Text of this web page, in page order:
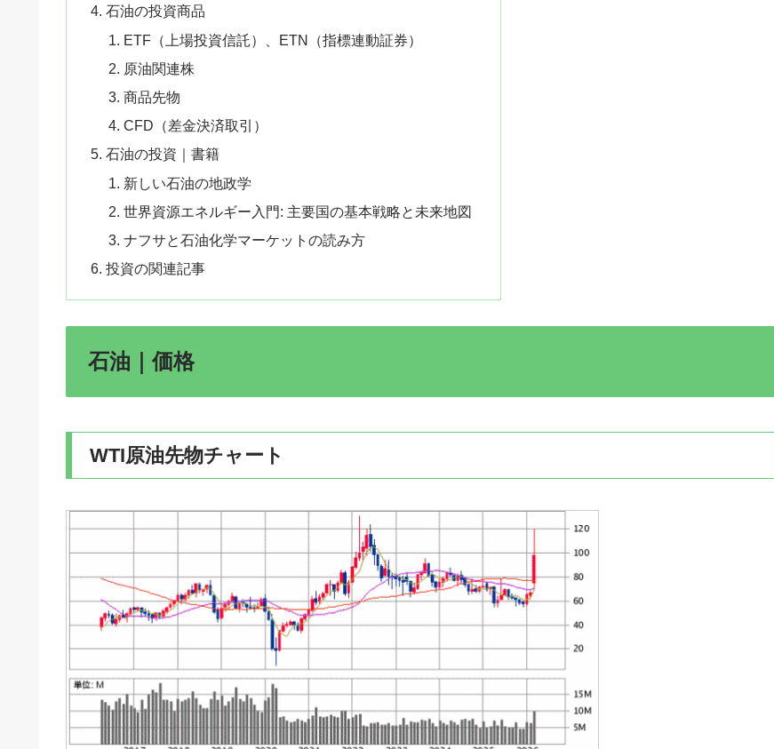
石油の投資商品
ETF（上場投資信託）、ETN（指標連動証券）
原油関連株
商品先物
CFD（差金決済取引）
石油の投資｜書籍
新しい石油の地政学
世界資源エネルギー入門: 主要国の基本戦略と未来地図
ナフサと石油化学マーケットの読み方
投資の関連記事
石油｜価格
WTI原油先物チャート